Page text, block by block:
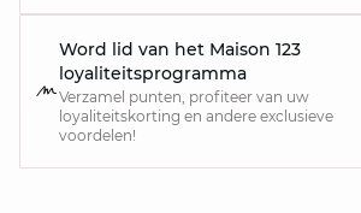
Word lid van het Maison 123
loyaliteitsprogramma
Verzamel punten, profiteer van uw
loyaliteitskorting en andere exclusieve
voordelen!